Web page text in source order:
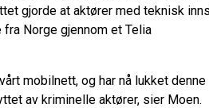
gjorde at aktører med teknisk
Norge gjennom et Telia
mobilnett, og har nå lukket denne
av kriminelle aktører, sier Moen.